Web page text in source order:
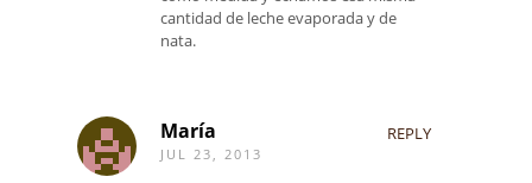
cantidad de leche evaporada y de
nata.
María
JUL 23, 2013
REPLY